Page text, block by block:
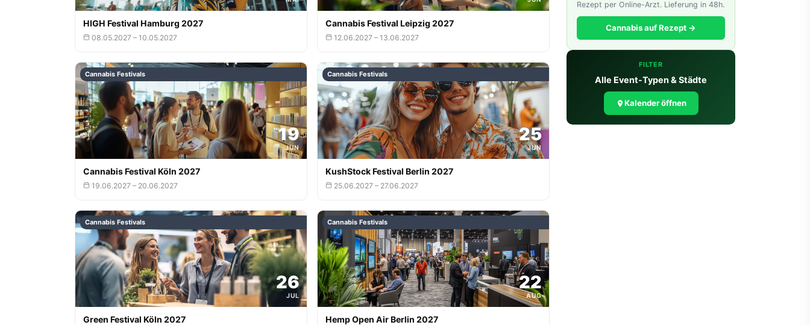
HIGH Festival Hamburg 2027
08.05.2027 – 10.05.2027
Cannabis Festival Leipzig 2027
12.06.2027 – 13.06.2027
Cannabis Festivals
19
JUN
Cannabis Festival Köln 2027
19.06.2027 – 20.06.2027
Cannabis Festivals
25
JUN
KushStock Festival Berlin 2027
25.06.2027 – 27.06.2027
Cannabis Festivals
26
JUL
Green Festival Köln 2027
Cannabis Festivals
22
AUG
Hemp Open Air Berlin 2027
Rezept per Online-Arzt. Lieferung in 48h.
Cannabis auf Rezept →
FILTER
Alle Event-Typen & Städte
Kalender öffnen